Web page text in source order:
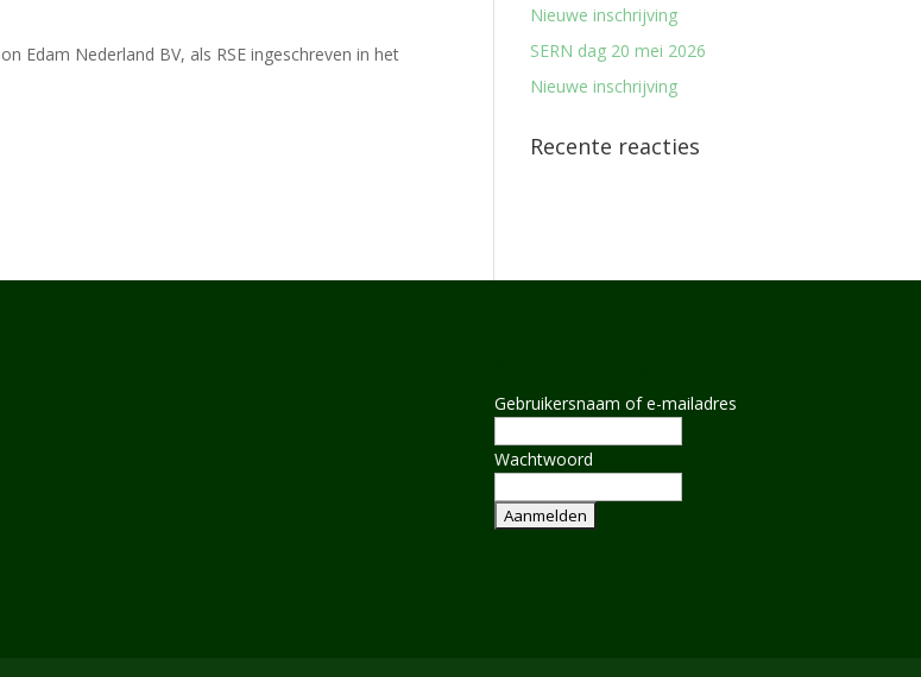
Edam Nederland BV, als RSE ingeschreven in het
Nieuwe inschrijving
SERN dag 20 mei 2026
Nieuwe inschrijving
Recente reacties
Gebruikersnaam of e-mailadres
Wachtwoord